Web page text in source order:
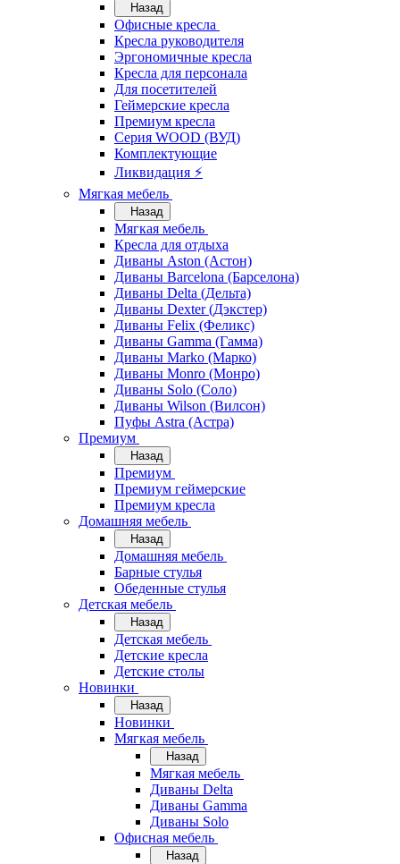
Назад
Офисные кресла
Кресла руководителя
Эргономичные кресла
Кресла для персонала
Для посетителей
Геймерские кресла
Премиум кресла
Серия WOOD (ВУД)
Комплектующие
Ликвидация ⚡
Мягкая мебель
Назад
Мягкая мебель
Кресла для отдыха
Диваны Aston (Астон)
Диваны Barcelona (Барселона)
Диваны Delta (Дельта)
Диваны Dexter (Дэкстер)
Диваны Felix (Феликс)
Диваны Gamma (Гамма)
Диваны Marko (Марко)
Диваны Monro (Монро)
Диваны Solo (Соло)
Диваны Wilson (Вилсон)
Пуфы Astra (Астра)
Премиум
Назад
Премиум
Премиум геймерские
Премиум кресла
Домашняя мебель
Назад
Домашняя мебель
Барные стулья
Обеденные стулья
Детская мебель
Назад
Детская мебель
Детские кресла
Детские столы
Новинки
Назад
Новинки
Мягкая мебель
Назад
Мягкая мебель
Диваны Delta
Диваны Gamma
Диваны Solo
Офисная мебель
Назад